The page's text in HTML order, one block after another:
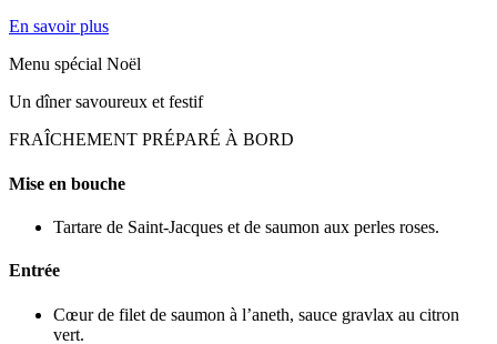
En savoir plus
Menu spécial Noël
Un dîner savoureux et festif
FRAÎCHEMENT PRÉPARÉ À BORD
Mise en bouche
Tartare de Saint-Jacques et de saumon aux perles roses.
Entrée
Cœur de filet de saumon à l’aneth, sauce gravlax au citron
vert.